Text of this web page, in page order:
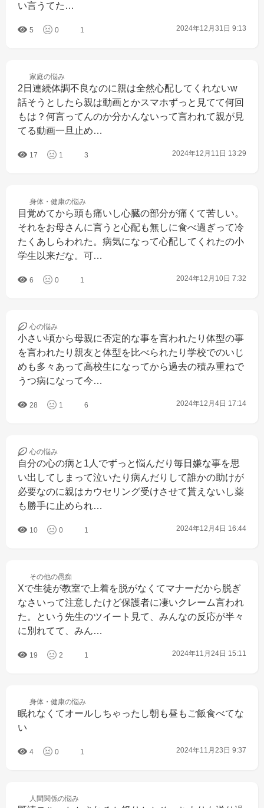
い言うてた…
5 0 1 2024年12月31日 9:13
家庭の悩み
2日連続体調不良なのに親は全然心配してくれないw
話そうとしたら親は動画とかスマホずっと見てて何回
もは？何言ってんのか分かんないって言われて親が見
てる動画一旦止め…
17 1 3 2024年12月11日 13:29
身体・健康の悩み
目覚めてから頭も痛いし心臓の部分が痛くて苦しい。
それをお母さんに言うと心配も無しに食べ過ぎって冷
たくあしらわれた。病気になって心配してくれたの小
学生以来だな。可…
6 0 1 2024年12月10日 7:32
心の悩み
小さい頃から母親に否定的な事を言われたり体型の事
を言われたり親友と体型を比べられたり学校でのいじ
めも多々あって高校生になってから過去の積み重ねで
うつ病になって今…
28 1 6 2024年12月4日 17:14
心の悩み
自分の心の病と1人でずっと悩んだり毎日嫌な事を思
い出してしまって泣いたり病んだりして誰かの助けが
必要なのに親はカウセリング受けさせて貰えないし薬
も勝手に止められ…
10 0 1 2024年12月4日 16:44
その他の愚痴
Xで生徒が教室で上着を脱がなくてマナーだから脱ぎ
なさいって注意したけど保護者に凄いクレーム言われ
た。という先生のツイート見て、みんなの反応が半々
に別れてて、みん…
19 2 1 2024年11月24日 15:11
身体・健康の悩み
眠れなくてオールしちゃったし朝も昼もご飯食べてな
い
4 0 1 2024年11月23日 9:37
人間関係の悩み